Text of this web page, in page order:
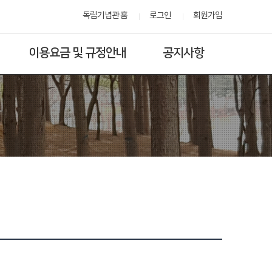
독립기념관 홈 로그인 회원가입
이용요금 및 규정안내 공지사항